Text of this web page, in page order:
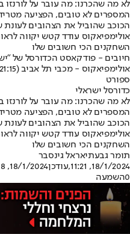
לא מה שהכרנו: מה עובר על לורנזו
המספרים לא טובים, הפציעה
הכוכב שהוביל את הצהובים
אולימפיאקוס עודד קטש יקווה
השחקנים הכי חשובים שלו
חיובים - פודקאסט הכדורסל של
אולימפיאקוס - מכבי תל אביב (21:15)
ספורט
כדורסל ישראלי
לא מה שהכרנו: מה עובר על לורנזו
המספרים לא טובים, הפציעה
הכוכב שהוביל את הצהובים
אולימפיאקוס עודד קטש יקווה
השחקנים הכי חשובים שלו
תומר גבעתיאראל גינסבר
18/1/2024, 11:21
,עודכן18/1/2024, 12:18
0השמעה